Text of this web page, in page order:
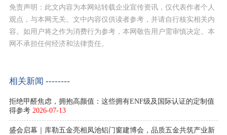
免责声明：此文内容为本网站转载企业宣传资讯，仅代表作者个人
观点，与本网无关。文中内容仅供读者参考，并请自行核实相关内
容。如用户将之作为消费行为参考，本网敬告用户需审慎决定。本
网不承担任何经济和法律责任。
相关新闻 --------
拒绝甲醛焦虑，拥抱高颜值：这些拥有ENF级及国际认证的定制值
得参考 2026-07-13
盛会启幕｜库勒五金亮相凤池铝门窗建博会，品质五金共筑产业新